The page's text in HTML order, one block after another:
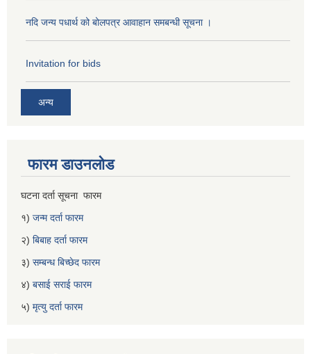
नदि जन्य पधार्थ को बोलपत्र आवाहान समबन्धी सूचना ।
Invitation for bids
अन्य
फारम डाउनलोड
घटना दर्ता सूचना फारम
१) जन्म दर्ता फारम
२) बिबाह दर्ता फारम
३) सम्बन्ध बिच्छेद फारम
४) बसाई सराई फारम
५) मृत्यु दर्ता फारम